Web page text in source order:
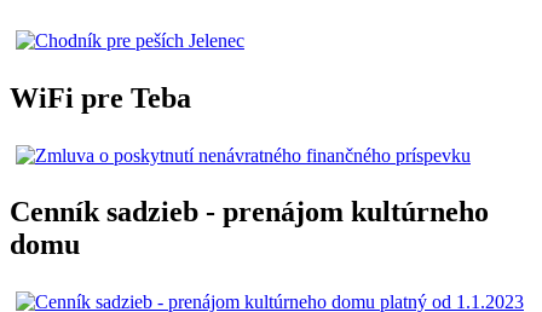
WiFi pre Teba
Cenník sadzieb - prenájom kultúrneho
domu